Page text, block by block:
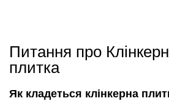
Питання про
плитка
Як кладеться клінкерна